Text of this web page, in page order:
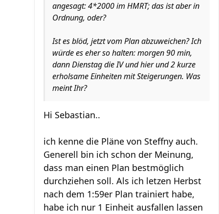
angesagt: 4*2000 im HMRT; das ist aber in
Ordnung, oder?
Ist es blöd, jetzt vom Plan abzuweichen? Ich
würde es eher so halten: morgen 90 min,
dann Dienstag die IV und hier und 2 kurze
erholsame Einheiten mit Steigerungen. Was
meint Ihr?
Hi Sebastian..
ich kenne die Pläne von Steffny auch.
Generell bin ich schon der Meinung,
dass man einen Plan bestmöglich
durchziehen soll. Als ich letzen Herbst
nach dem 1:59er Plan trainiert habe,
habe ich nur 1 Einheit ausfallen lassen